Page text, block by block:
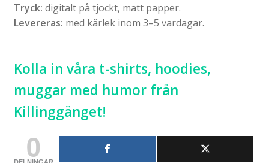
Tryck: digitalt på tjockt, matt papper.
Levereras: med kärlek inom 3–5 vardagar.
Kolla in våra t-shirts, hoodies,
muggar med humor från
Killinggänget!
0